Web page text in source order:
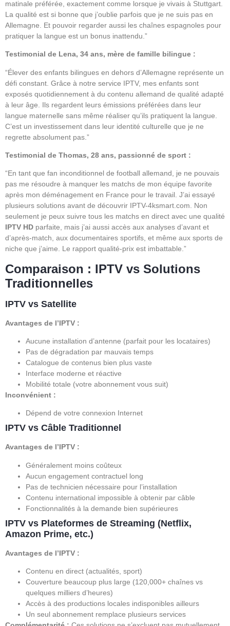
matinale préférée, exactement comme lorsque je vivais à Stuttgart.
La qualité est si bonne que j’oublie parfois que je ne suis pas en
Allemagne. Et pouvoir regarder aussi les chaînes espagnoles pour
pratiquer la langue est un bonus inattendu.”
Testimonial de Lena, 34 ans, mère de famille bilingue :
“Élever des enfants bilingues en dehors d’Allemagne représente un
défi constant. Grâce à notre service IPTV, mes enfants sont
exposés quotidiennement à du contenu allemand de qualité adapté
à leur âge. Ils regardent leurs émissions préférées dans leur
langue maternelle sans même réaliser qu’ils pratiquent la langue.
C’est un investissement dans leur identité culturelle que je ne
regrette absolument pas.”
Testimonial de Thomas, 28 ans, passionné de sport :
“En tant que fan inconditionnel de football allemand, je ne pouvais
pas me résoudre à manquer les matchs de mon équipe favorite
après mon déménagement en France pour le travail. J’ai essayé
plusieurs solutions avant de découvrir IPTV-4ksmart.com. Non
seulement je peux suivre tous les matchs en direct avec une qualité
IPTV HD parfaite, mais j’ai aussi accès aux analyses d’avant et
d’après-match, aux documentaires sportifs, et même aux sports de
niche que j’aime. Le rapport qualité-prix est imbattable.”
Comparaison : IPTV vs Solutions
Traditionnelles
IPTV vs Satellite
Avantages de l’IPTV :
Aucune installation d’antenne (parfait pour les locataires)
Pas de dégradation par mauvais temps
Catalogue de contenus bien plus vaste
Interface moderne et réactive
Mobilité totale (votre abonnement vous suit)
Inconvénient :
Dépend de votre connexion Internet
IPTV vs Câble Traditionnel
Avantages de l’IPTV :
Généralement moins coûteux
Aucun engagement contractuel long
Pas de technicien nécessaire pour l’installation
Contenu international impossible à obtenir par câble
Fonctionnalités à la demande bien supérieures
IPTV vs Plateformes de Streaming (Netflix,
Amazon Prime, etc.)
Avantages de l’IPTV :
Contenu en direct (actualités, sport)
Couverture beaucoup plus large (120,000+ chaînes vs
quelques milliers d’heures)
Accès à des productions locales indisponibles ailleurs
Un seul abonnement remplace plusieurs services